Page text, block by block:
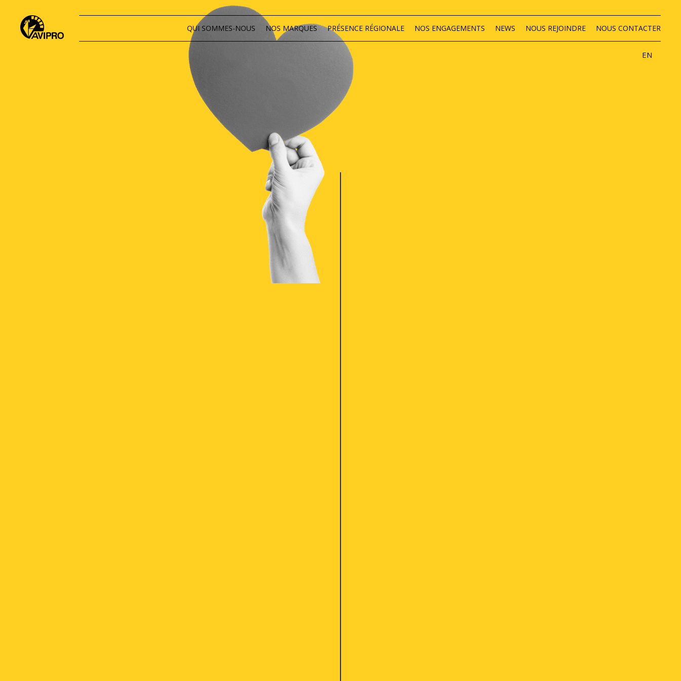
QUI SOMMES-NOUS NOS MARQUES PRÉSENCE RÉGIONALE NOS ENGAGEMENTS NEWS NOUS REJOINDRE NOUS CONTACTER
EN